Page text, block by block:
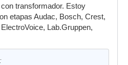
transformador. Estoy
etapas Audac, Bosch, Crest,
Lab.Gruppen,